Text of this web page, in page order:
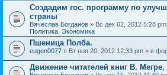
Создадим гос. программу по
страны
Вячеслав Богданов » Вс дек 02, 2012 5:28
Политика. Экономика
Пшеница Полба.
eugen0077 » Вт ноя 20, 2012 12:33 pm » в
Движение читателей книг В. Мегре,